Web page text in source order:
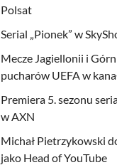
Polsat
Serial „Pionek” w
Mecze Jagiellonii i
pucharów UEFA w
Premiera 5. sezonu
w AXN
Michał Pietrzykowski
jako Head of YouTube